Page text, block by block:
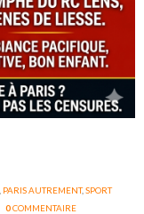
PARIS AUTREMENT,SPORT
0COMMENTAIRE